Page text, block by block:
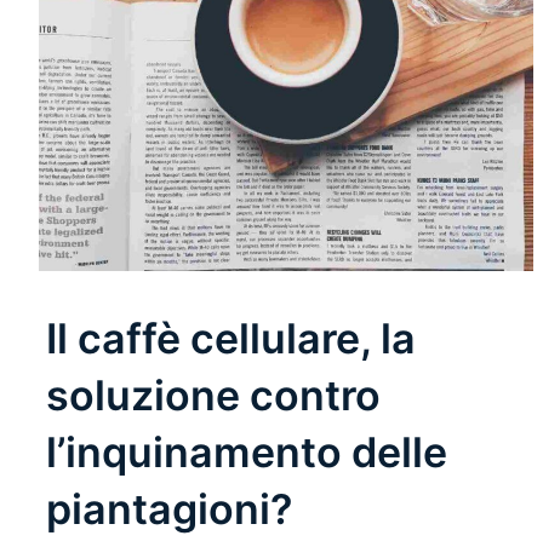
Il caffè cellulare, la
soluzione contro
l’inquinamento delle
piantagioni?